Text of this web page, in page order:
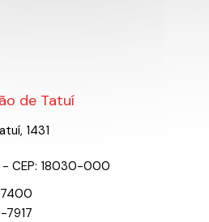
de Tatuí
1431
- CEP: 18030-000
7917